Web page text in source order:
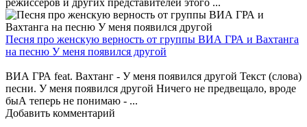
Песня про женскую верность от группы ВИА ГРА и Вахтанга
на песню У меня появился другой
ВИА ГРА feat. Вахтанг - У меня появился другой Текст (слова)
песни. У меня появился другой Ничего не предвещало, вроде
быА теперь не понимаю - ...
Добавить комментарий